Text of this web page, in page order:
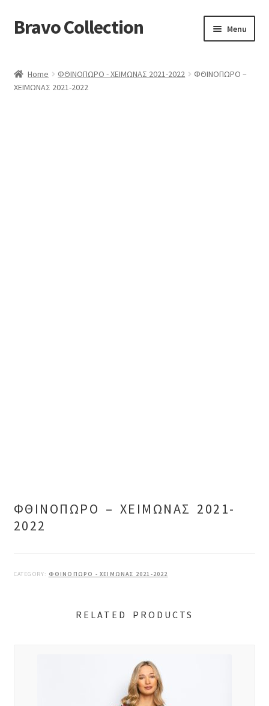
Skip
to
Skip
to
Bravo Collection Menu
COLLECTIONS
Expand
Home ΦΘΙΝΟΠΩΡΟ - ΧΕΙΜΩΝΑΣ 2021-2022
ΦΘΙΝΟΠΩΡΟ –
ΧΕΙΜΩΝΑΣ 2021-2022
ΦΘΙΝΟΠΩΡΟ – ΧΕΙΜΩΝΑΣ 2021-
2022
CATEGORY: ΦΘΙΝΟΠΩΡΟ - ΧΕΙΜΩΝΑΣ 2021-2022
RELATED PRODUCTS